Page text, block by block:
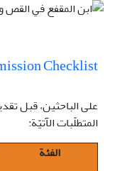
Checklist
على الباحثين، قبل
المتطلّبات الآتيّة:
الفئة